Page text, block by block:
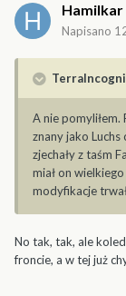
Hamilkar
Napisano
A nie pomyliłem.
znany jako Luchs
zjechały z taśm
miał on
modyfikacje
No tak, tak, ale
froncie, a w tej już